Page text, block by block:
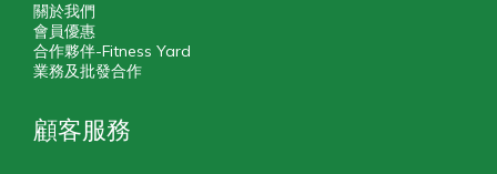
關於我們
會員優惠
合作夥伴-Fitness Yard
業務及批發合作
顧客服務